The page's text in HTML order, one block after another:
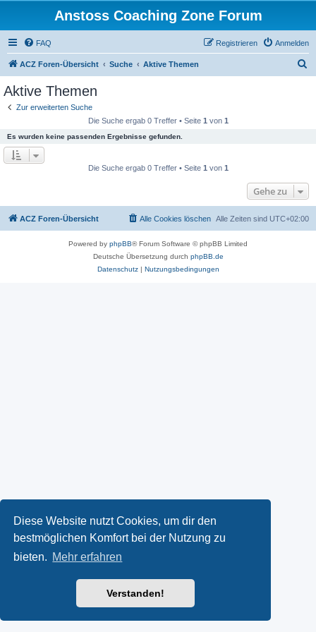
Diese Website nutzt Cookies, um dir den
bestmöglichen Komfort bei der Nutzung zu
bieten. Mehr erfahren
Verstanden!
Anstoss Coaching Zone Forum
FAQ Anmelden
Registrieren
ACZ Foren-Übersicht Suche Aktive Themen
Aktive Themen
Zur erweiterten Suche
Die Suche ergab 0 Treffer • Seite 1 von 1
Es wurden keine passenden Ergebnisse gefunden.
Die Suche ergab 0 Treffer • Seite 1 von 1
Gehe zu
ACZ Foren-Übersicht Alle Zeiten sind UTC+02:00
Alle Cookies löschen
Powered by phpBB® Forum Software © phpBB Limited
Deutsche Übersetzung durch phpBB.de
Datenschutz| Nutzungsbedingungen